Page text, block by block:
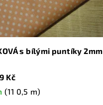
s bílými puntíky 2mm
Kč
(11 0,5 m)